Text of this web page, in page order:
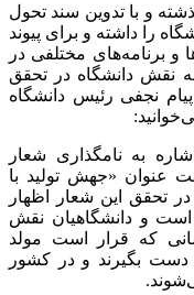
و با تدوین سند تحول
را داشته و برای پیوند
و برنامه‌های مختلفی در
نقش دانشگاه در تحقق
نجفی رئیس دانشگاه
به نامگذاری شعار
عنوان «جهش تولید با
تحقق این شعار اظهار
و دانشگاهیان نقش
که قرار است مولد
دست بگیرند و در کشور